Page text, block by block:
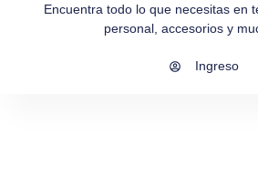
Encuentra todo lo que necesitas en
personal, accesorios y
Ingreso